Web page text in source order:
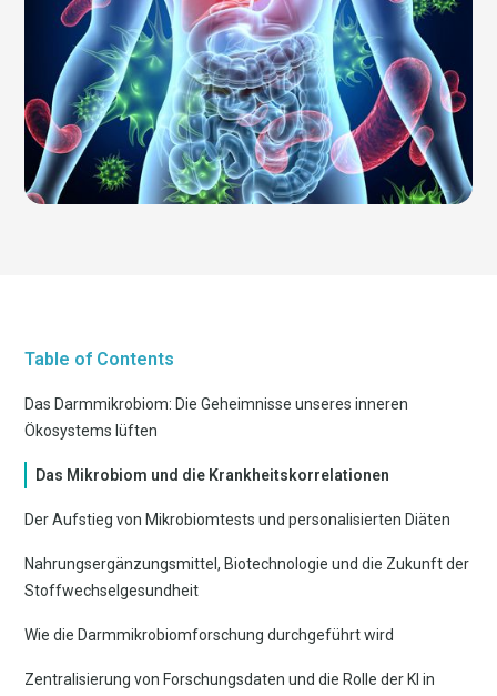
Table of Contents
Das Darmmikrobiom: Die Geheimnisse unseres inneren
Ökosystems lüften
Das Mikrobiom und die Krankheitskorrelationen
Der Aufstieg von Mikrobiomtests und personalisierten Diäten
Nahrungsergänzungsmittel, Biotechnologie und die Zukunft der
Stoffwechselgesundheit
Wie die Darmmikrobiomforschung durchgeführt wird
Zentralisierung von Forschungsdaten und die Rolle der KI in